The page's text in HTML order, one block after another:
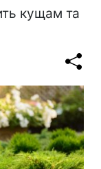
кущам та